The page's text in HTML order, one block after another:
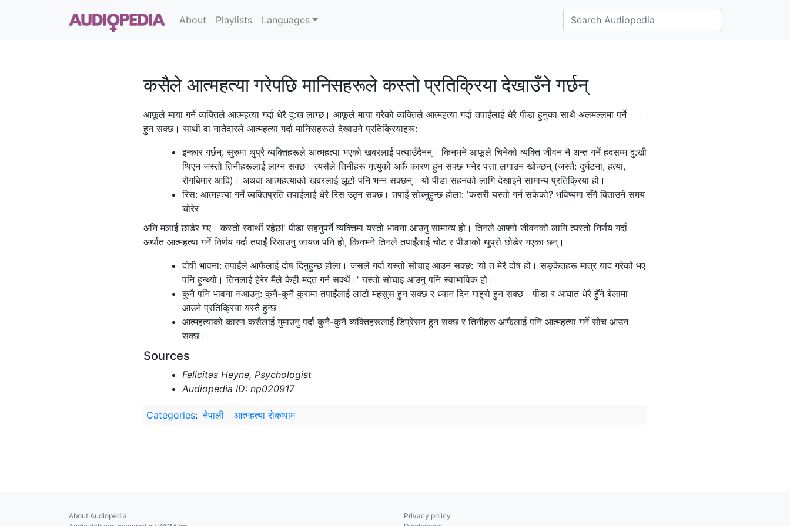
About Playlists Languages
कसैले आत्महत्या गरेपछि मानिसहरूले कस्तो प्रतिक्रिया देखाउँने गर्छन्
आफूले माया गर्ने व्यक्तिले आत्महत्या गर्दा धेरै दु:ख लाग्छ। आफूले माया गरेको व्यक्तिले आत्महत्या गर्दा तपाईंलाई धेरै पीडा हुनुका साथै अलमल्लमा पर्ने
हुन सक्छ। साथी वा नातेदारले आत्महत्या गर्दा मानिसहरूले देखाउने प्रतिक्रियाहरू:
इन्कार गर्छन्: सुरुमा थुप्रै व्यक्तिहरूले आत्महत्या भएको खबरलाई पत्याउँदैनन्। किनभने आफूले चिनेको व्यक्ति जीवन नै अन्त गर्ने हदसम्म दु:खी
थिएन जस्तो तिनीहरूलाई लाग्‍न सक्छ। त्यसैले तिनीहरू मृत्युको अर्कै कारण हुन सक्छ भनेर पत्ता लगाउन खोज्छन् (जस्तै: दुर्घटना, हत्या,
रोगबिमार आदि)। अथवा आत्महत्याको खबरलाई झूटो पनि भन्‍न सक्छन्। यो पीडा सहनको लागि देखाइने सामान्य प्रतिक्रिया हो।
रिस: आत्महत्या गर्ने व्यक्तिप्रति तपाईंलाई धेरै रिस उठ्न सक्छ। तपाईं सोच्‍नुहुन्छ होला: 'कसरी यस्तो गर्न सकेको? भविष्यमा सँगै बिताउने समय
चोरेर
अनि मलाई छाडेर गए। कस्तो स्वार्थी रहेछ!' पीडा सहनुपर्ने व्यक्तिमा यस्तो भावना आउनु सामान्य हो। तिनले आफ्नो जीवनको लागि त्यस्तो निर्णय गर्दा
अर्थात आत्महत्या गर्ने निर्णय गर्दा तपाईं रिसाउनु जायज पनि हो, किनभने तिनले तपाईंलाई चोट र पीडाको थुप्रो छोडेर गएका छन्।
दोषी भावना: तपाईंले आफैलाई दोष दिनुहुन्छ होला। जसले गर्दा यस्तो सोचाइ आउन सक्छ: 'यो त मेरै दोष हो। सङ्केतहरू मात्र याद गरेको भए
पनि हुन्थ्यो। तिनलाई हेरेर मैले केही मदत गर्न सक्थें।' यस्तो सोचाइ आउनु पनि स्वाभाविक हो।
कुनै पनि भावना नआउनु: कुनै-कुनै कुरामा तपाईंलाई लाटो महसुस हुन सक्छ र ध्यान दिन गाह्रो हुन सक्छ। पीडा र आघात धेरै हुँने बेलामा
आउने प्रतिक्रिया यस्तै हुन्छ।
आत्महत्याको कारण कसैलाई गुमाउनु पर्दा कुनै-कुनै व्यक्तिहरूलाई डिप्रेसन हुन सक्छ र तिनीहरू आफैलाई पनि आत्महत्या गर्ने सोच आउन
सक्छ।
Sources
Felicitas Heyne, Psychologist
Audiopedia ID: np020917
Categories: नेपाली आत्महत्या रोकथाम
About Audiopedia
Privacy policy